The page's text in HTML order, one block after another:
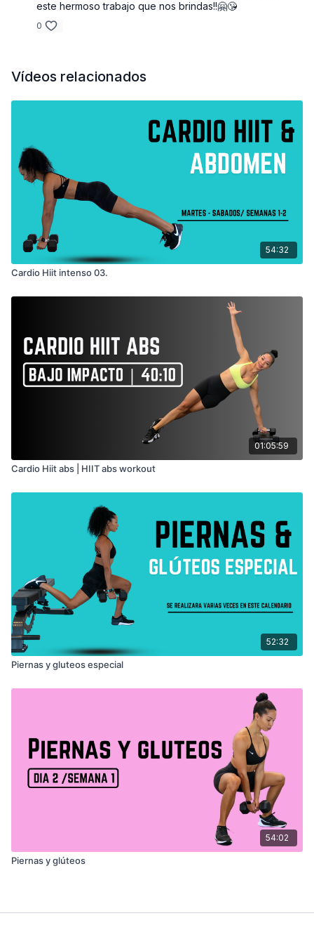
este hermoso trabajo que nos brindas!!🤗😘
0
Vídeos relacionados
54:32
Cardio Hiit intenso 03.
01:05:59
Cardio Hiit abs | HIIT abs workout
52:32
Piernas y gluteos especial
54:02
Piernas y glúteos